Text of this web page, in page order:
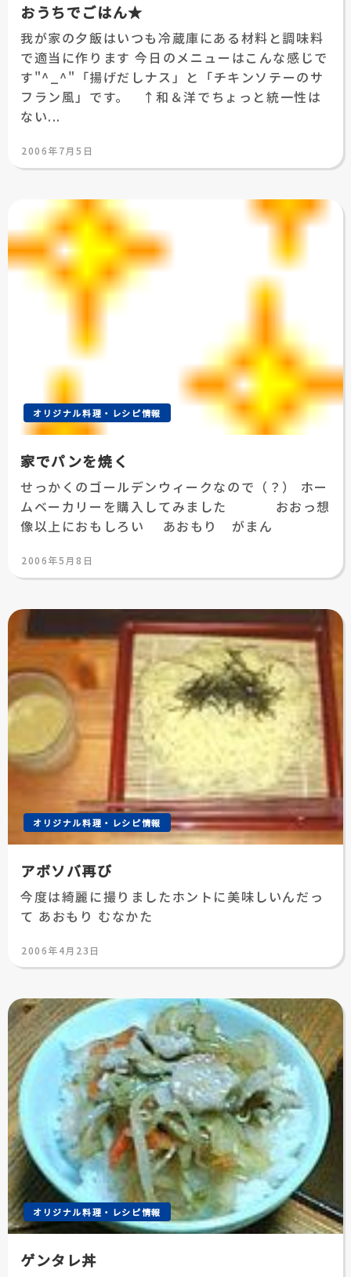
おうちでごはん★
我が家の夕飯はいつも冷蔵庫にある材料と調味料
で適当に作ります 今日のメニューはこんな感じで
す"^_^"「揚げだしナス」と「チキンソテーのサ
フラン風」です。 ↑和＆洋でちょっと統一性は
ない...
投
日:
2006年7月5日
オリジナル料理・レシピ情報
家でパンを焼く
せっかくのゴールデンウィークなので（？） ホー
ムベーカリーを購入してみました おおっ想
像以上におもしろい あおもり がまん
投
日:
2006年5月8日
オリジナル料理・レシピ情報
アボソバ再び
今度は綺麗に撮りましたホントに美味しいんだっ
て あおもり むなかた
投
日:
2006年4月23日
オリジナル料理・レシピ情報
ゲンタレ丼